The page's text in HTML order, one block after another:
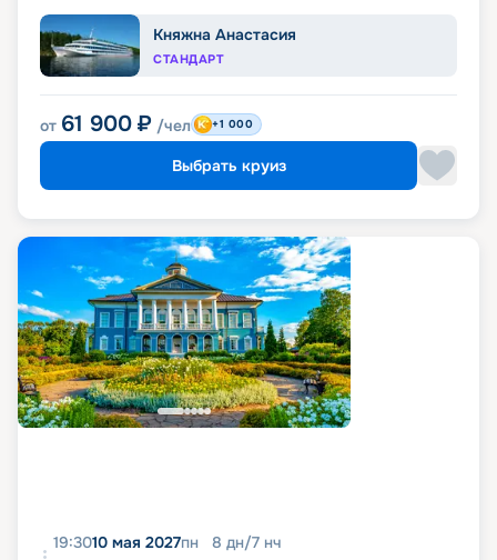
Княжна Анастасия
СТАНДАРТ
от 61 900 ₽ /чел +1 000
Выбрать круиз
19:3010 мая 2027пн 8 дн/7 нч